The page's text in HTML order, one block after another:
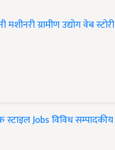
मशीनरीग्रामीण उद्योगवेब स्टोरी
स्टाइलJobsविविधसम्पादकीय